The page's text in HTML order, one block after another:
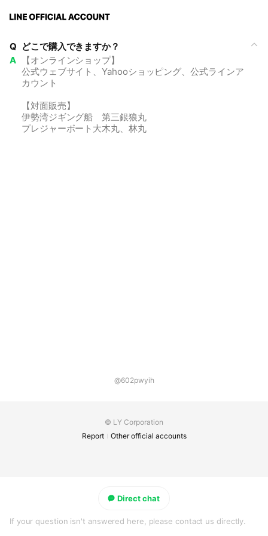
Q どこで購入できますか？
A
【オンラインショップ】
公式ウェブサイト、Yahooショッピング、公式ラインア
カウント
【対面販売】
伊勢湾ジギング船 第三銀狼丸
プレジャーボート大木丸、林丸
Direct chat
If your question isn't answered here, please contact us directly.
@602pwyih
© LY Corporation
Report
Other official accounts